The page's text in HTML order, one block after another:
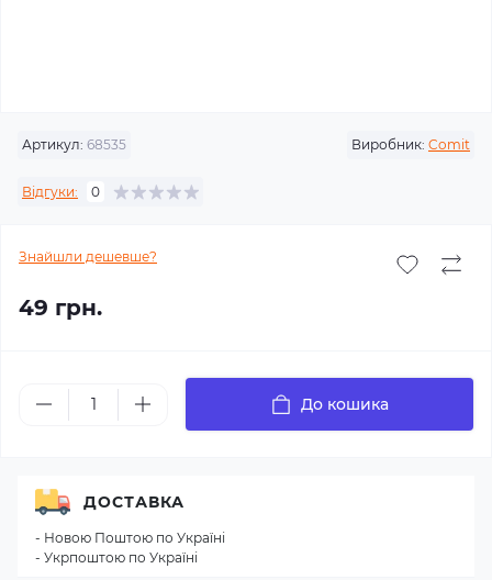
Артикул: 68535 Виробник: Comit
Відгуки: 0
Знайшли дешевше?
49 грн.
До кошика
ДОСТАВКА
- Новою Поштою по Україні
- Укрпоштою по Україні